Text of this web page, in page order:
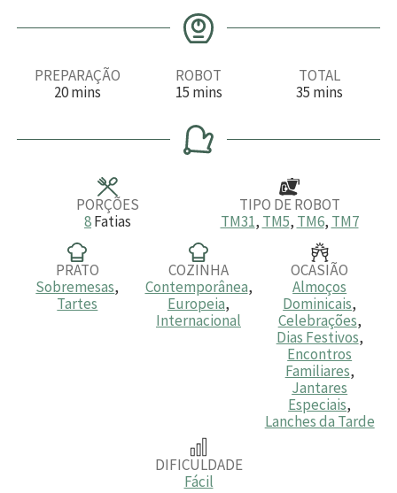
PREPARAÇÃO
20m
u
mins
ROBOT
15m
n
u
t
mins
TOTAL
35 m
u
mins
PORÇÕES
8Fatias
TIPO DE ROBOT
TM31, TM5, TM6, TM7
PRATO
Sobremesas,
Tartes
COZINHA
Contemporânea,
Europeia,
Internacional
OCASIÃO
Almoços
Dominicais,
Celebrações,
Dias Festivos,
Encontros
Familiares,
Jantares
Especiais,
Lanches da Tarde
DIFICULDADE
Fácil